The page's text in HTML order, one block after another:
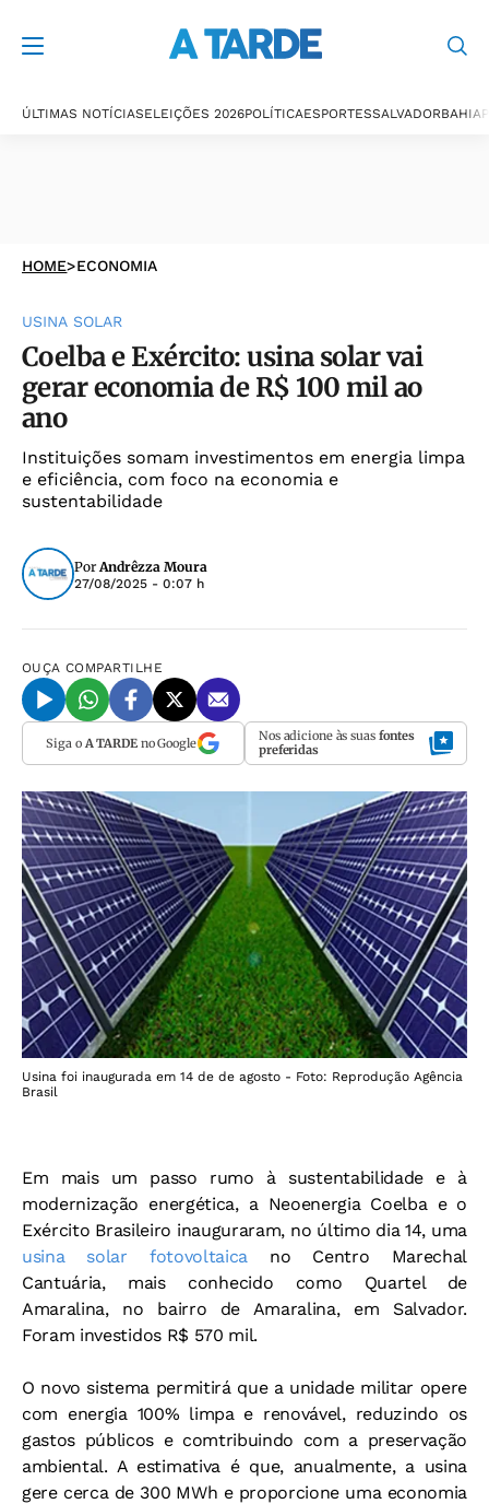
ÚLTIMAS NOTÍCIASELEIÇÕES 2026POLÍTICAESPORTESSALVADORBAHIA
HOME>ECONOMIA
USINA SOLAR
Coelba e Exército: usina solar vai
gerar economia de R$ 100 mil ao
ano
Instituições somam investimentos em energia limpa
e eficiência, com foco na economia e
sustentabilidade
PorAndrêzza Moura
27/08/2025 - 0:07 h
OUÇA COMPARTILHE
Siga o A TARDEno Google Nos adicione às suas fontes
preferidas
Usina foi inaugurada em 14 de de agosto - Foto: Reprodução Agência
Brasil
Em mais um passo rumo à sustentabilidade e à
modernização energética, a Neoenergia Coelba e o
Exército Brasileiro inauguraram, no último dia 14, uma
usina solar fotovoltaica no Centro Marechal
Cantuária, mais conhecido como Quartel de
Amaralina, no bairro de Amaralina, em Salvador.
Foram investidos R$ 570 mil.
O novo sistema permitirá que a unidade militar opere
com energia 100% limpa e renovável, reduzindo os
gastos públicos e comtribuindo com a preservação
ambiental. A estimativa é que, anualmente, a usina
gere cerca de 300 MWh e proporcione uma economia